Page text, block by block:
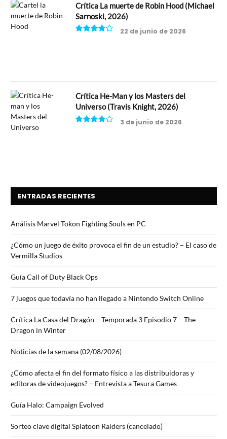
Crítica La muerte de Robin Hood (Michael
Sarnoski, 2026)
22 de junio de 2026
Crítica He-Man y los Masters del
Universo (Travis Knight, 2026)
3 de junio de 2026
ENTRADAS RECIENTES
Análisis Marvel Tokon Fighting Souls en PC
¿Cómo un juego de éxito provoca el fin de un estudio? – El caso de
Vermilla Studios
Guía Call of Duty Black Ops
7 juegos que todavía no han llegado a Nintendo Switch Online
Crítica La Casa del Dragón – Temporada 3 Episodio 7 – The
Dragon in Winter
Noticias de la semana (02/08/2026)
¿Cómo afecta el fin del formato físico a las distribuidoras y
editoras de videojuegos? – Entrevista a Tesura Games
Guía Halo: Campaign Evolved
Sorteo clave digital Splatoon Raiders (cancelado)